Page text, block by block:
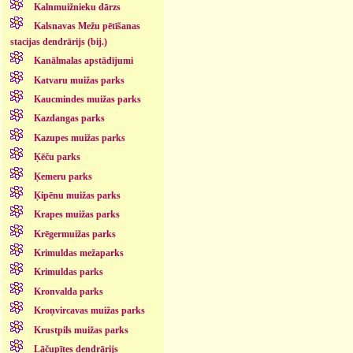
Kalnmuižnieku dārzs
Kalsnavas Mežu pētīšanas
stacijas dendrārijs (bij.)
Kanālmalas apstādījumi
Katvaru muižas parks
Kaucmindes muižas parks
Kazdangas parks
Kazupes muižas parks
Ķēču parks
Ķemeru parks
Ķipēnu muižas parks
Krapes muižas parks
Krēgermuižas parks
Krimuldas mežaparks
Krimuldas parks
Kronvalda parks
Kroņvircavas muižas parks
Krustpils muižas parks
Lāčupītes dendrārijs